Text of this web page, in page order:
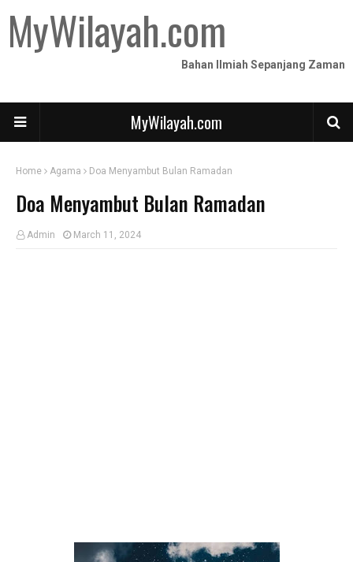
MyWilayah.com
Bahan Ilmiah Sepanjang Zaman
MyWilayah.com
Home Agama Doa Menyambut Bulan Ramadan
Doa Menyambut Bulan Ramadan
Admin March 11, 2024